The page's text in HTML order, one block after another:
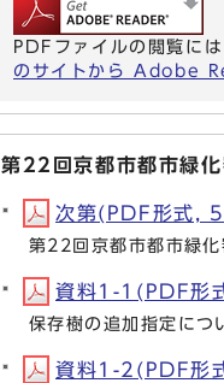
PDFファイルの閲覧に
のサイトから Adobe
第22回京都市都市緑
次第(PDF形式,
第22回京都市都市緑
資料1-1(PDF形
保存樹の追加指定につ
資料1-2(PDF形